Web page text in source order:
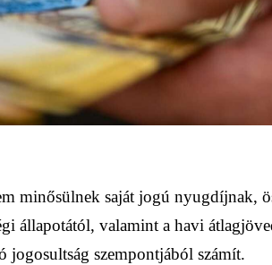
minősülnek saját jogú nyugdíjnak,
állapotától, valamint a havi
jogosultság szempontjából számít.